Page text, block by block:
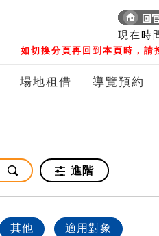
現在時
如切換分頁再回到本頁時，請
場地租借 導覽預約
進階
其他 適用對象